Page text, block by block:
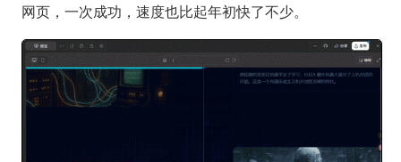
网页，一次成功，速度也比起年初快了不少。